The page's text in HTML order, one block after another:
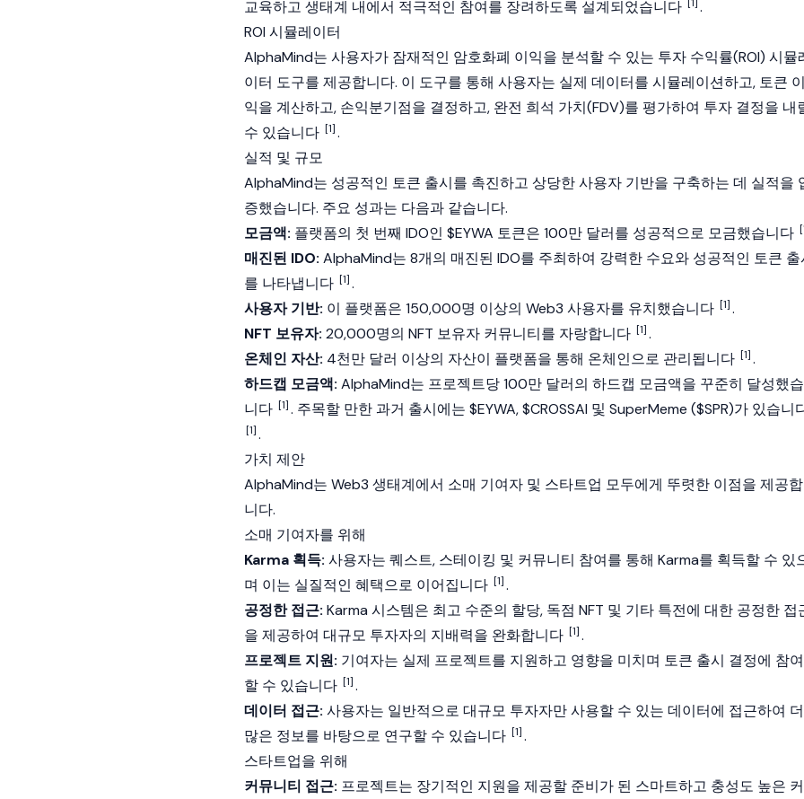
교육하고 생태계 내에서 적극적인 참여를 장려하도록 설계되었습니다
.
ROI 시뮬레이터
AlphaMind는 사용자가 잠재적인 암호화폐 이익을 분석할 수 있는 투자 수익률(ROI) 시뮬
이터 도구를 제공합니다. 이 도구를 통해 사용자는 실제 데이터를 시뮬레이션하고, 토큰
익을 계산하고, 손익분기점을 결정하고, 완전 희석 가치(FDV)를 평가하여 투자 결정을 내
수 있습니다 [1].
실적 및 규모
AlphaMind는 성공적인 토큰 출시를 촉진하고 상당한 사용자 기반을 구축하는 데 실적을
증했습니다. 주요 성과는 다음과 같습니다.
모금액: 플랫폼의 첫 번째 IDO인 $EYWA 토큰은 100만 달러를 성공적으로 모금했습니다
매진된 IDO: AlphaMind는 8개의 매진된 IDO를 주최하여 강력한 수요와 성공적인 토큰 출
를 나타냅니다 [1].
사용자 기반: 이 플랫폼은 150,000명 이상의 Web3 사용자를 유치했습니다 [1].
NFT 보유자: 20,000명의 NFT 보유자 커뮤니티를 자랑합니다 [1].
온체인 자산: 4천만 달러 이상의 자산이 플랫폼을 통해 온체인으로 관리됩니다 [1].
하드캡 모금액: AlphaMind는 프로젝트당 100만 달러의 하드캡 모금액을 꾸준히 달성했습
니다 [1]. 주목할 만한 과거 출시에는 $EYWA, $CROSSAI 및 SuperMeme ($SPR)가 있습니
[1].
가치 제안
AlphaMind는 Web3 생태계에서 소매 기여자 및 스타트업 모두에게 뚜렷한 이점을 제공합
니다.
소매 기여자를 위해
Karma 획득: 사용자는 퀘스트, 스테이킹 및 커뮤니티 참여를 통해 Karma를 획득할 수 있
며 이는 실질적인 혜택으로 이어집니다 [1].
공정한 접근: Karma 시스템은 최고 수준의 할당, 독점 NFT 및 기타 특전에 대한 공정한 접
을 제공하여 대규모 투자자의 지배력을 완화합니다 [1].
프로젝트 지원: 기여자는 실제 프로젝트를 지원하고 영향을 미치며 토큰 출시 결정에 참여
할 수 있습니다 [1].
데이터 접근: 사용자는 일반적으로 대규모 투자자만 사용할 수 있는 데이터에 접근하여 더
많은 정보를 바탕으로 연구할 수 있습니다 [1].
스타트업을 위해
커뮤니티 접근: 프로젝트는 장기적인 지원을 제공할 준비가 된 스마트하고 충성도 높은 커